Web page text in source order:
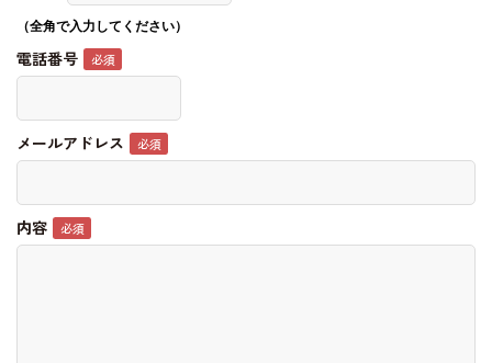
（全角で入力してください）
電話番号
メールアドレス
内容